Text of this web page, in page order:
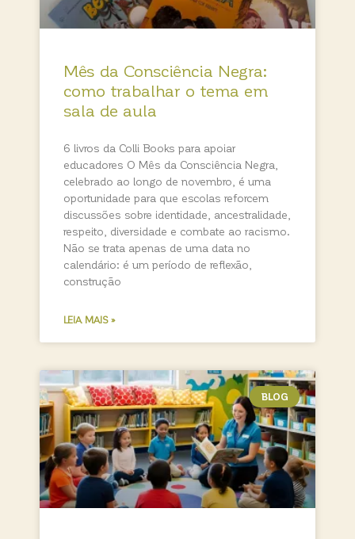
Mês da Consciência Negra:
como trabalhar o tema em
sala de aula
6 livros da Colli Books para apoiar
educadores O Mês da Consciência Negra,
celebrado ao longo de novembro, é uma
oportunidade para que escolas reforcem
discussões sobre identidade, ancestralidade,
respeito, diversidade e combate ao racismo.
Não se trata apenas de uma data no
calendário: é um período de reflexão,
construção
LEIA MAIS »
BLOG